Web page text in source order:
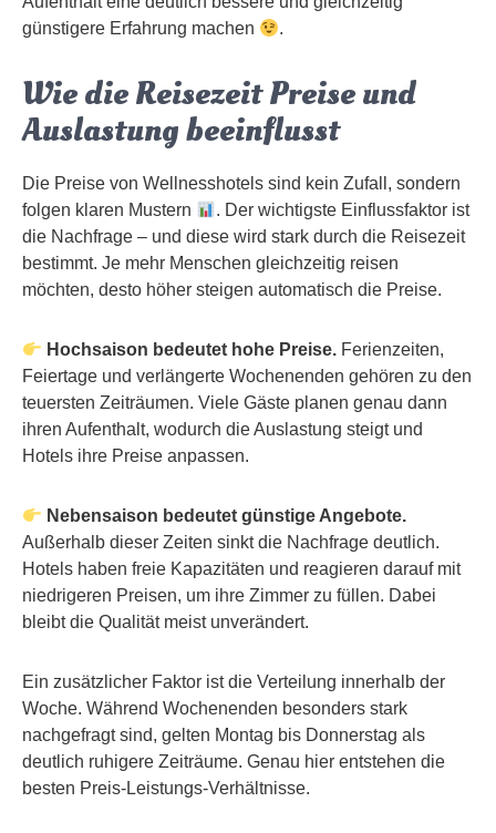
günstigere Erfahrung machen
.
Wie die Reisezeit Preise und
Auslastung beeinflusst
Die Preise von Wellnesshotels sind kein Zufall, sondern
folgen klaren Mustern
. Der wichtigste Einflussfaktor ist
die Nachfrage – und diese wird stark durch die Reisezeit
bestimmt. Je mehr Menschen gleichzeitig reisen
möchten, desto höher steigen automatisch die Preise.
Hochsaison bedeutet hohe Preise. Ferienzeiten,
Feiertage und verlängerte Wochenenden gehören zu den
teuersten Zeiträumen. Viele Gäste planen genau dann
ihren Aufenthalt, wodurch die Auslastung steigt und
Hotels ihre Preise anpassen.
Nebensaison bedeutet günstige Angebote.
Außerhalb dieser Zeiten sinkt die Nachfrage deutlich.
Hotels haben freie Kapazitäten und reagieren darauf mit
niedrigeren Preisen, um ihre Zimmer zu füllen. Dabei
bleibt die Qualität meist unverändert.
Ein zusätzlicher Faktor ist die Verteilung innerhalb der
Woche. Während Wochenenden besonders stark
nachgefragt sind, gelten Montag bis Donnerstag als
deutlich ruhigere Zeiträume. Genau hier entstehen die
besten Preis-Leistungs-Verhältnisse.